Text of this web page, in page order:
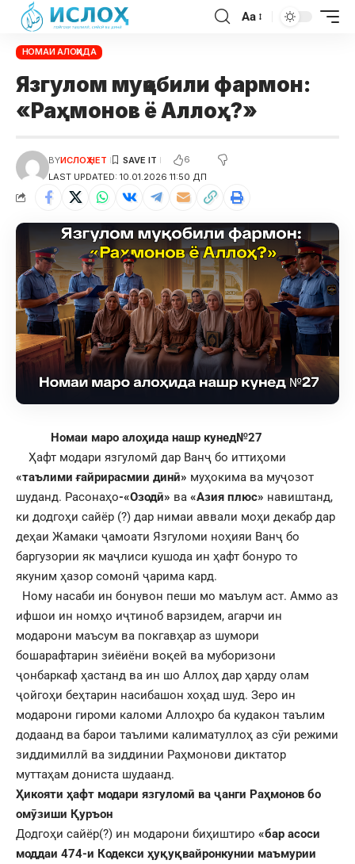
Aa
НОМАИ АЛОҲИДА
Язгулом муқобили фармон:
«Раҳмонов ё Аллоҳ?»
LAST UPDATED: 10.01.2026 11:50 ДП
BYИСЛОҲ НЕТ 6
Номаи маро алоҳида нашр кунед№27
Ҳафт модари язгуломӣ дар Ванҷ бо иттиҳоми
«таълимиғайрирасмии динӣ» муҳокима ва муҷозот
шуданд. Расонаҳо-«Озодӣ» ва «Азия плюс» навиштанд,
ки додгоҳи сайёр (?) дар нимаи аввали моҳи декабр дар
деҳаи Жамаки ҷамоати Язгуломи ноҳияи Ванҷ бо
баргузории як маҷлиси кушода ин ҳафт бонуро то
якуним ҳазор сомонӣ ҷарима кард.
Ному насаби ин бонувон пеши мо маълум аст. Аммо аз
ифшои ин номҳо иҷтиноб варзидем, агарчи ин
модарони маъсум ва покгавҳар аз шумори
бошарафтарин зиёиёни воқеӣ ва муборизони
ҷонбаркаф ҳастанд ва ин шо Аллоҳ дар ҳарду олам
ҷойгоҳи беҳтарин насибашон хоҳад шуд. Зеро ин
модарони гироми каломи Аллоҳро ба кудакон таълим
додаанд ва барои таълими калиматуллоҳ аз сӯи режими
зиддимиллӣ ва зиддинии Раҳмонови диктатор
муттаҳам дониста шудаанд.
Ҳикояти ҳафт модари язгуломӣ ва ҷанги Раҳмонов бо
омӯзиши Қуръон
Додгоҳи сайёр(?) ин модарони биҳиштиро «бар асоси
моддаи 474-и Кодекси ҳуқуқвайронкунии маъмурии